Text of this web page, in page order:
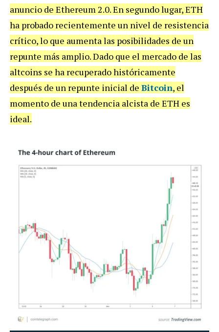
anuncio de Ethereum 2.0. En segundo lugar, ETH
ha probado recientemente un nivel de resistencia
crítico, lo que aumenta las posibilidades de un
repunte más amplio. Dado que el mercado de las
altcoins se ha recuperado históricamente
después de un repunte inicial de Bitcoin, el
momento de una tendencia alcista de ETH es
ideal.